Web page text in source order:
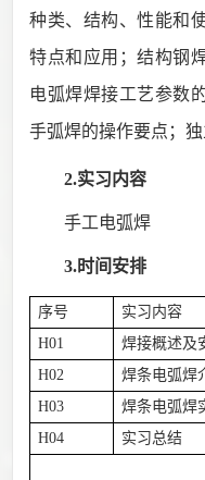
种类、结构、性能和
特点和应用；结构钢
电弧焊焊接工艺参数
手弧焊的操作要点；
2.实习内容
手工电弧焊
3.时间安排
序号 实习内容
H01
焊接概述及
H02
焊条电弧焊
H03
焊条电弧焊
H04
实习总结